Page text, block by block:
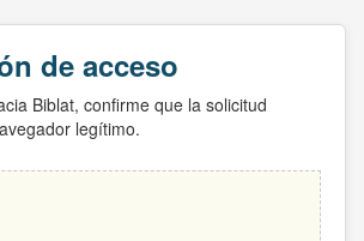
de acceso
Biblat, confirme que la solicitud
legítimo.